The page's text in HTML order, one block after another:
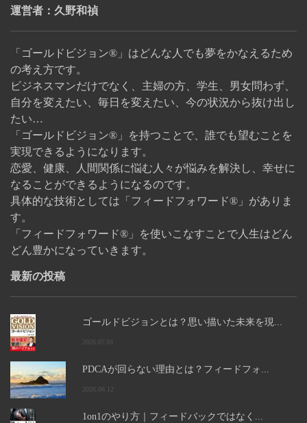
運営者：久野和禎
「ゴールドビジョン®」はどんな人でも夢をかなえるため
の考え方です。
ビジネスマンだけでなく、主婦の方、学生、男女問わず、
自分を変えたい、毎日を変えたい、今の状況から抜け出し
たい…
「ゴールドビジョン®」を持つことで、誰でも望むことを
実現できるようになります。
恋愛、健康、人間関係に悩む人々が悩みを解決し、幸せに
なることができるようになるのです。
具体的な技術としては「フィードフォワード®」がありま
す。
「フィードフォワード®」を使いこなすことで人生はどん
どん豊かになっていきます。
最新の投稿
ゴールドビジョンとは？思い描いた未来を現...
2026.07.01
PDCAが回らない理由とは？フィードフォ...
2026.06.12
1on1のやり方｜フィードバックではなく...